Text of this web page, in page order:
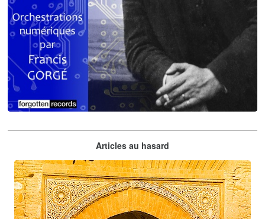
Articles au hasard